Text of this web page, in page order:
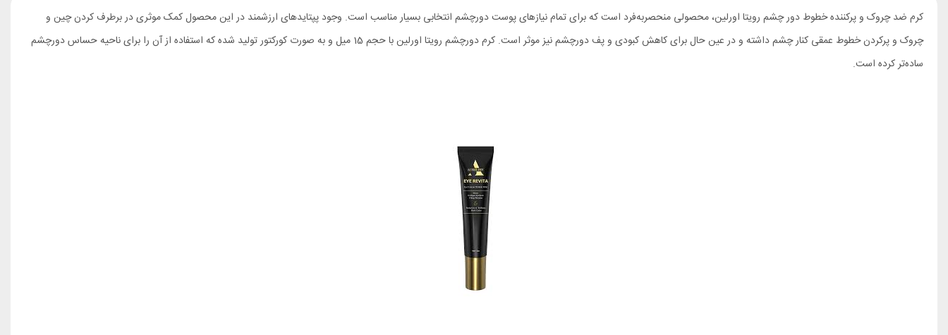
کرم ضد چروک و پرکننده خطوط دور چشم رویتا اورلین، محصولی منحصربه‌فرد است که برای تمام نیازهای پوست دورچشم انتخابی بسیار مناسب است. وجود پپتایدهای ارزشمند در این محصول کمک موثری در برطرف کردن چین و
چروک و پرکردن خطوط عمقی کنار چشم داشته و در عین حال برای کاهش کبودی و پف دورچشم نیز موثر است. کرم دورچشم رویتا اورلین با حجم 15 میل و به صورت کورکتور تولید شده که استفاده از آن را برای ناحیه حساس دورچشم
ساده‌تر کرده است.